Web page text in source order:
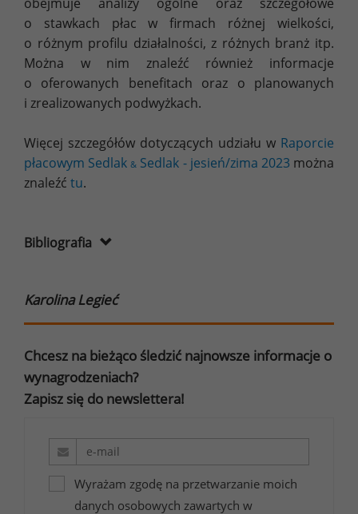
o stawkach płac w firmach różnej wielkości,
o różnym profilu działalności, z różnych branż itp.
Można w nim znaleźć również informacje
o oferowanych benefitach oraz o planowanych
i zrealizowanych podwyżkach.
Więcej szczegółów dotyczących udziału w Raporcie
płacowym Sedlak& Sedlak - jesień/zima 2023 można
znaleźć tu.
Bibliografia
Karolina Legieć
Chcesz na bieżąco śledzić najnowsze informacje o
wynagrodzeniach?
Zapisz się do newslettera!
Wyrażam zgodę na przetwarzanie moich
danych osobowych zawartych w